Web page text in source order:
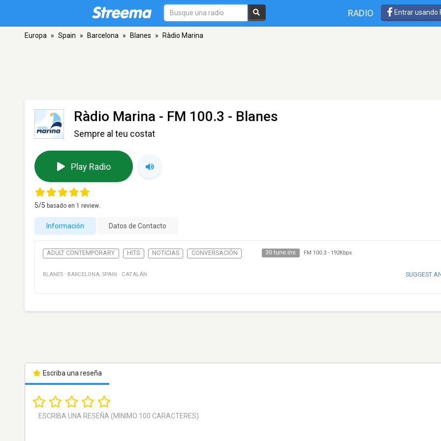
RADIO Entrar usando
Europa » Spain » Barcelona » Blanes » Ràdio Marina
Ràdio Marina - FM 100.3 - Blanes
Sempre al teu costat
Play Radio
5/5 basado en 1 review.
Información Datos de Contacto
ADULT CONTEMPORARY HITS NOTICIAS CONVERSACIÓN 30 tune ins FM 100.3- 192Kbps
BLANES · BARCELONA, SPAIN · CATALÁN SUGGEST
Escriba una reseña